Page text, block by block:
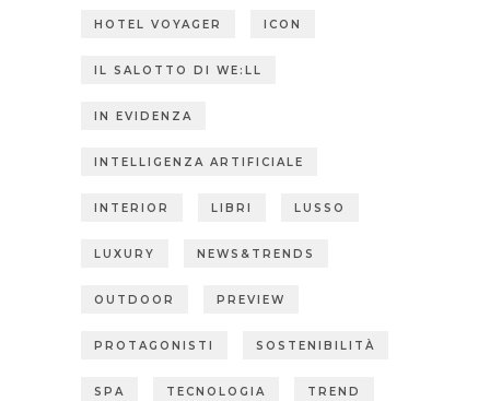
HOTEL VOYAGER ICON
IL SALOTTO DI WE:LL
IN EVIDENZA
INTELLIGENZA ARTIFICIALE
INTERIOR LIBRI LUSSO
LUXURY NEWS&TRENDS
OUTDOOR PREVIEW
PROTAGONISTI SOSTENIBILITÀ
SPA TECNOLOGIA TREND